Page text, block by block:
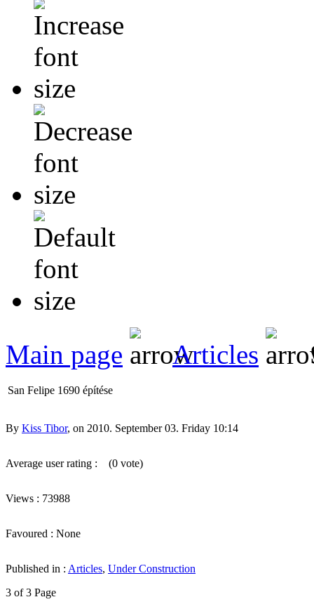
Main page Articles
San Felipe 1690 építése
By Kiss Tibor, on 2010. September 03. Friday 10:14
Average user rating : (0 vote)
Views : 73988
Favoured : None
Published in : Articles, Under Construction
3 of 3 Page